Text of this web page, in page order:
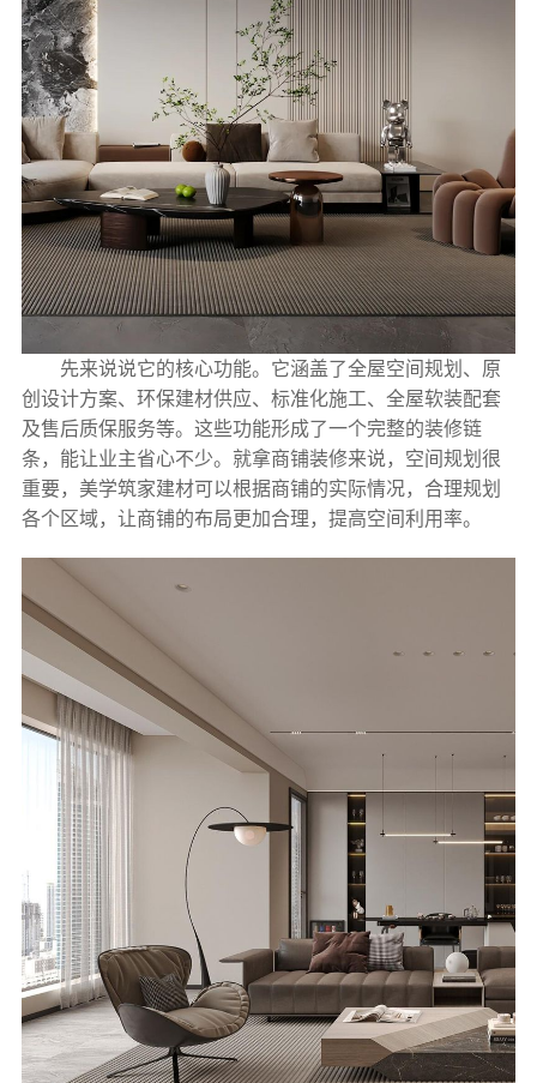
先来说说它的核心功能。它涵盖了全屋空间规划、原
创设计方案、环保建材供应、标准化施工、全屋软装配套
及售后质保服务等。这些功能形成了一个完整的装修链
条，能让业主省心不少。就拿商铺装修来说，空间规划很
重要，美学筑家建材可以根据商铺的实际情况，合理规划
各个区域，让商铺的布局更加合理，提高空间利用率。